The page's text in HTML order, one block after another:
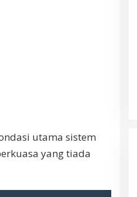
utama sistem
yang tiada